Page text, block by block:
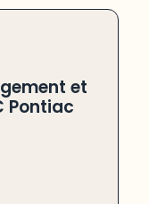
et
Pontiac